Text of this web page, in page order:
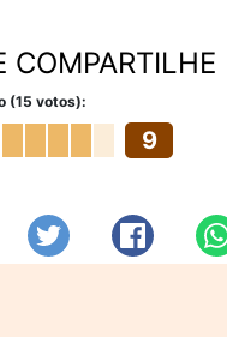
COMPARTILHE
(15 votos):
9